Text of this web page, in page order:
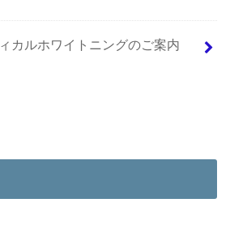
カルホワイトニングのご案内